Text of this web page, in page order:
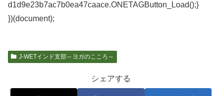
d1d9e23b7ac7b0ea47caace.ONETAGButton_Load();}
})(document);
J-WETインド支部～ヨガのこころ～
シェアする